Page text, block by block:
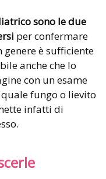
sono le due
per confermare
genere è sufficiente
anche che lo
con un esame
fungo o lievito
infatti di